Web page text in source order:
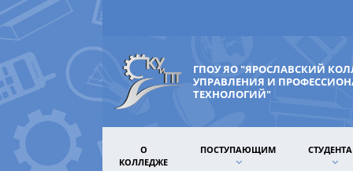
ГПОУ ЯО "ЯРОСЛАВСКИЙ
УПРАВЛЕНИЯ И
ТЕХНОЛОГИЙ"
О
КОЛЛЕДЖЕ
ПОСТУПАЮЩИМ